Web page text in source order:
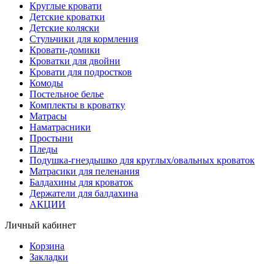
Круглые кровати
Детские кроватки
Детские коляски
Стульчики для кормления
Кровати-домики
Кроватки для двойни
Кровати для подростков
Комоды
Постельное белье
Комплекты в кроватку
Матрасы
Наматрасники
Простыни
Пледы
Подушка-гнездышко для круглых/овальных кроваток
Матрасики для пеленания
Балдахины для кроваток
Держатели для балдахина
АКЦИИ
Личный кабинет
Корзина
Закладки